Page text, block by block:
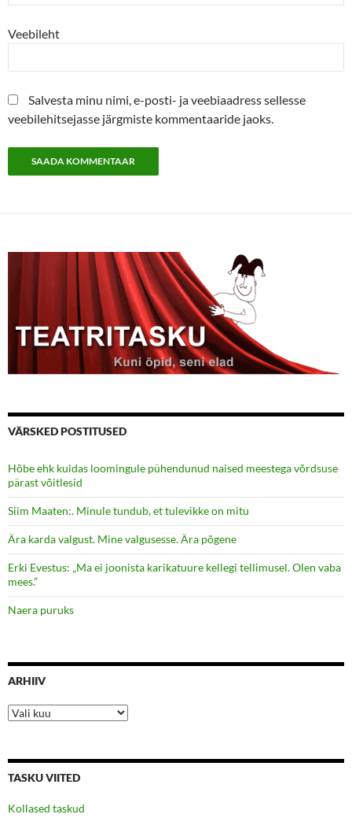
Veebileht
Salvesta minu nimi, e-posti- ja veebiaadress sellesse
veebilehitsejasse järgmiste kommentaaride jaoks.
VÄRSKED POSTITUSED
Hõbe ehk kuidas loomingule pühendunud naised meestega võrdsuse
pärast võitlesid
Siim Maaten:. Minule tundub, et tulevikke on mitu
Ära karda valgust. Mine valgusesse. Ära põgene
Erki Evestus: „Ma ei joonista karikatuure kellegi tellimusel. Olen vaba
mees.”
Naera puruks
ARHIIV
Arhiiv
TASKU VIITED
Kollased taskud